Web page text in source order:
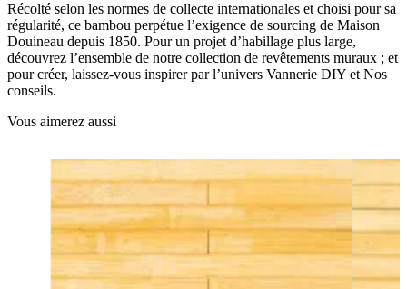
Récolté selon les normes de collecte internationales et choisi pour sa
régularité, ce bambou perpétue l’exigence de sourcing de Maison
Douineau depuis 1850. Pour un projet d’habillage plus large,
découvrez l’ensemble de notre collection de revêtements muraux ; et
pour créer, laissez-vous inspirer par l’univers Vannerie DIY et Nos
conseils.
Vous aimerez aussi